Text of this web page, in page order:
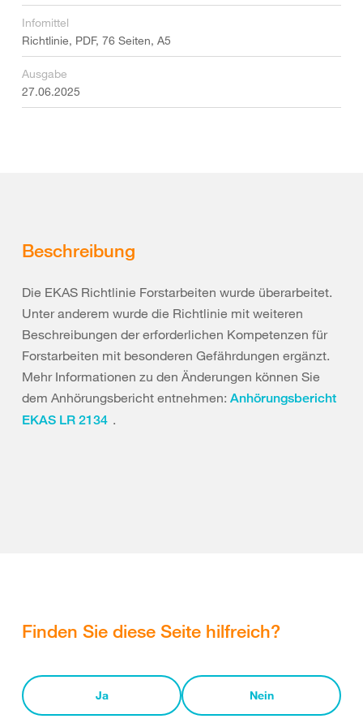
Infomittel
Richtlinie, PDF, 76 Seiten, A5
Ausgabe
27.06.2025
Beschreibung
Die EKAS Richtlinie Forstarbeiten wurde überarbeitet.
Unter anderem wurde die Richtlinie mit weiteren
Beschreibungen der erforderlichen Kompetenzen für
Forstarbeiten mit besonderen Gefährdungen ergänzt.
Mehr Informationen zu den Änderungen können Sie
dem Anhörungsbericht entnehmen: Anhörungsbericht
EKAS LR 2134 .
Finden Sie diese Seite hilfreich?
Ja Nein